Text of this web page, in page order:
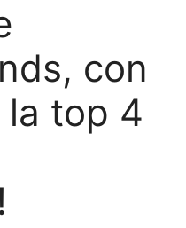
con
la top 4